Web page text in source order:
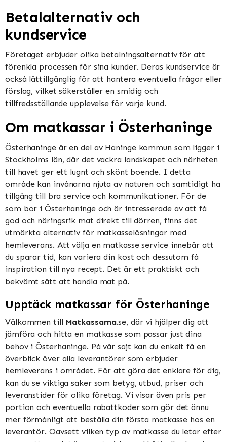
Betalalternativ och
kundservice
Företaget erbjuder olika betalningsalternativ för att
förenkla processen för sina kunder. Deras kundservice är
också lättillgänglig för att hantera eventuella frågor eller
förslag, vilket säkerställer en smidig och
tillfredsställande upplevelse för varje kund.
Om matkassar i Österhaninge
Österhaninge är en del av Haninge kommun som ligger i
Stockholms län, där det vackra landskapet och närheten
till havet ger ett lugnt och skönt boende. I detta
område kan invånarna njuta av naturen och samtidigt ha
tillgång till bra service och kommunikationer. För de
som bor i Österhaninge och är intresserade av att få
god och näringsrik mat direkt till dörren, finns det
utmärkta alternativ för matkasselösningar med
hemleverans. Att välja en matkasse service innebär att
du sparar tid, kan variera din kost och dessutom få
inspiration till nya recept. Det är ett praktiskt och
bekvämt sätt att handla mat på.
Upptäck matkassar för Österhaninge
Välkommen till Matkassarna.se, där vi hjälper dig att
jämföra och hitta en matkasse som passar just dina
behov i Österhaninge. På vår sajt kan du enkelt få en
överblick över alla leverantörer som erbjuder
hemleverans i området. För att göra det enklare för dig,
kan du se viktiga saker som betyg, utbud, priser och
leveranstider för olika företag. Vi visar även pris per
portion och eventuella rabattkoder som gör det ännu
mer förmånligt att beställa din första matkasse hos en
leverantör. Oavsett vilken typ av matkasse du letar efter